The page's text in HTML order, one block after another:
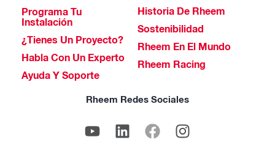
Programa Tu
Instalación
¿Tienes Un Proyecto?
Habla Con Un Experto
Ayuda Y Soporte
Historia De Rheem
Sostenibilidad
Rheem En El Mundo
Rheem Racing
Rheem Redes Sociales